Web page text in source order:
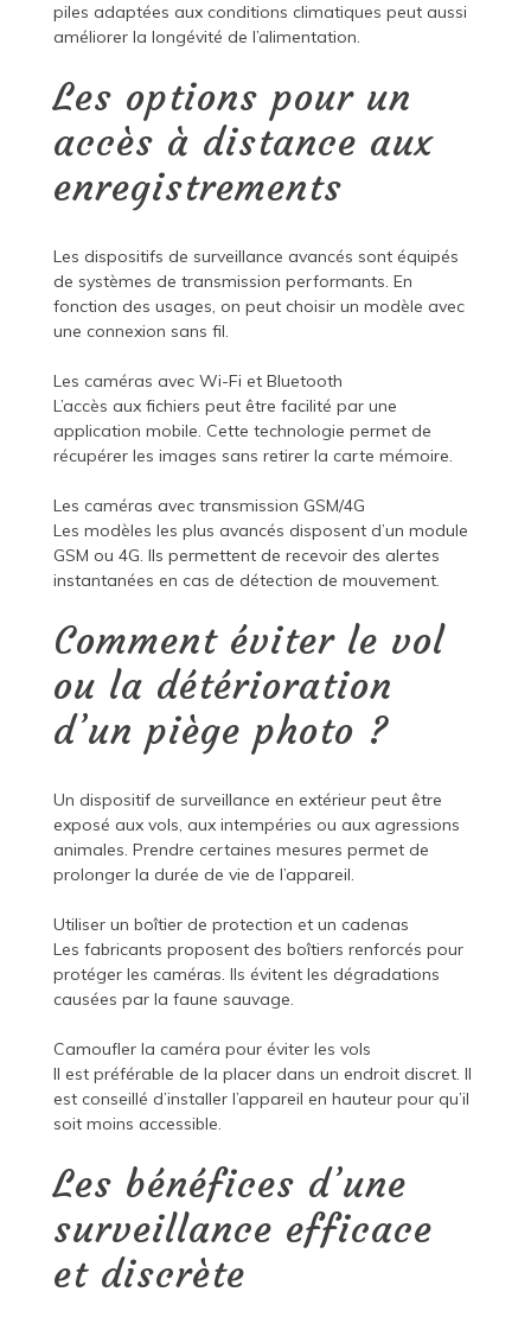
piles adaptées aux conditions climatiques peut aussi
améliorer la longévité de l’alimentation.
Les options pour un
accès à distance aux
enregistrements
Les dispositifs de surveillance avancés sont équipés
de systèmes de transmission performants. En
fonction des usages, on peut choisir un modèle avec
une connexion sans fil.
Les caméras avec Wi-Fi et Bluetooth
L’accès aux fichiers peut être facilité par une
application mobile. Cette technologie permet de
récupérer les images sans retirer la carte mémoire.
Les caméras avec transmission GSM/4G
Les modèles les plus avancés disposent d’un module
GSM ou 4G. Ils permettent de recevoir des alertes
instantanées en cas de détection de mouvement.
Comment éviter le vol
ou la détérioration
d’un piège photo ?
Un dispositif de surveillance en extérieur peut être
exposé aux vols, aux intempéries ou aux agressions
animales. Prendre certaines mesures permet de
prolonger la durée de vie de l’appareil.
Utiliser un boîtier de protection et un cadenas
Les fabricants proposent des boîtiers renforcés pour
protéger les caméras. Ils évitent les dégradations
causées par la faune sauvage.
Camoufler la caméra pour éviter les vols
Il est préférable de la placer dans un endroit discret. Il
est conseillé d’installer l’appareil en hauteur pour qu’il
soit moins accessible.
Les bénéfices d’une
surveillance efficace
et discrète